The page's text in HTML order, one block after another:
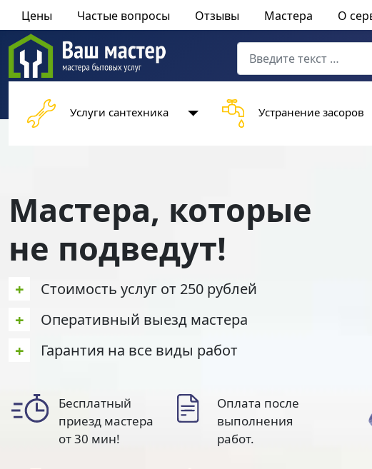
Цены Частые вопросы Отзывы Мастера О
Поиск
Type 2 or more
Услуги сантехника Устранение засоров
Мастера, которые
не подведут!
+ Стоимость услуг от 250 рублей
+ Оперативный выезд мастера
+ Гарантия на все виды работ
Бесплатный
приезд мастера
от 30 мин!
Оплата после
выполнения
работ.